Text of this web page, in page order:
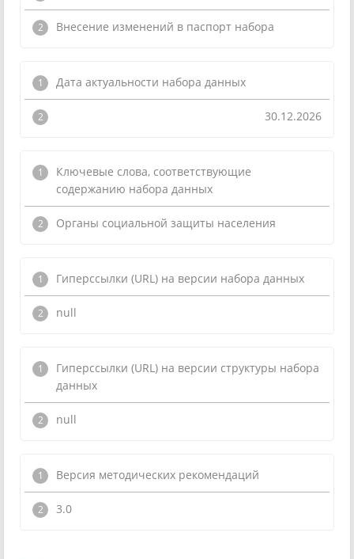
Внесение изменений в паспорт набора
Дата актуальности набора данных
30.12.2026
Ключевые слова, соответствующие
содержанию набора данных
Органы социальной защиты населения
Гиперссылки (URL) на версии набора данных
null
Гиперссылки (URL) на версии структуры набора
данных
null
Версия методических рекомендаций
3.0